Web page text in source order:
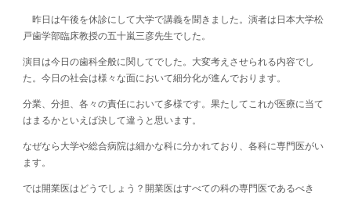
昨日は午後を休診にして大学で講義を聞きました。演者は日本大学松
戸歯学部臨床教授の五十嵐三彦先生でした。
演目は今日の歯科全般に関してでした。大変考えさせられる内容でし
た。今日の社会は様々な面において細分化が進んでおります。
分業、分担、各々の責任において多様です。果たしてこれが医療に当て
はまるかといえば決して違うと思います。
なぜなら大学や総合病院は細かな科に分かれており、各科に専門医がい
ます。
では開業医はどうでしょう？開業医はすべての科の専門医であるべき